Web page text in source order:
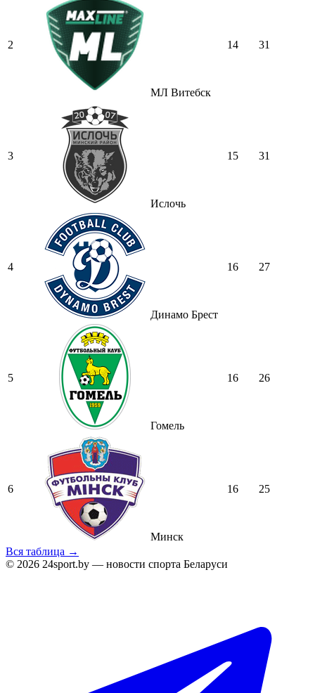
2
МЛ Витебск
14 31
3
Ислочь
15 31
4
Динамо Брест
16 27
5
Гомель
16 26
6
Минск
16 25
Вся таблица →
© 2026 24sport.by — новости спорта Беларуси